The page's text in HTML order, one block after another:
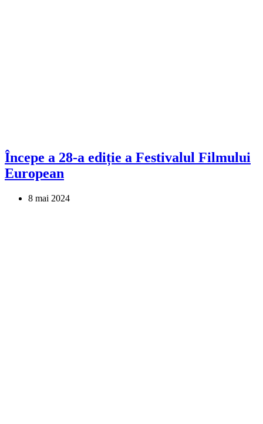
Începe a 28-a ediție a Festivalul Filmului
European
8 mai 2024